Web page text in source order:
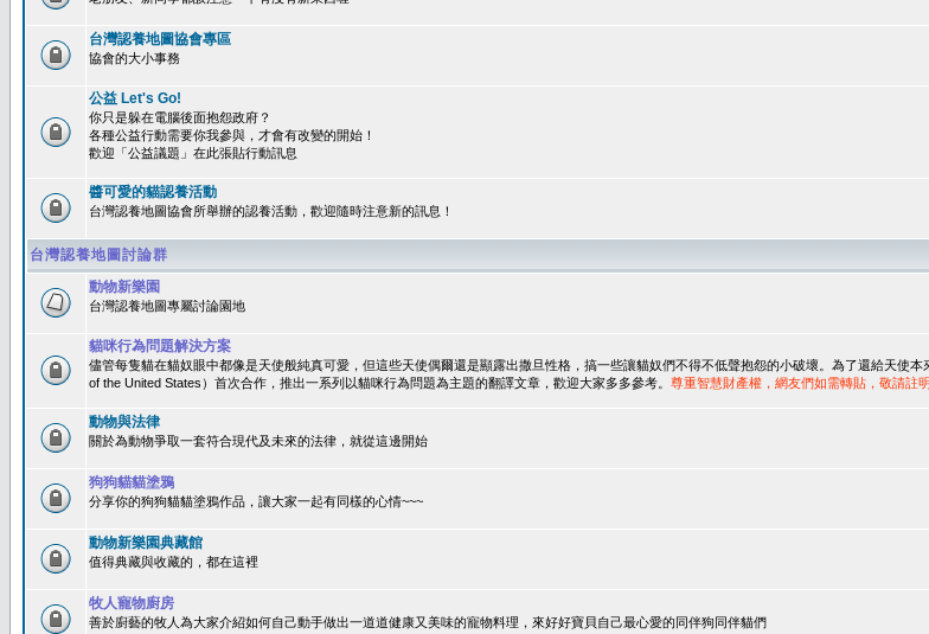
台灣認養地圖協會專區
協會的大小事務
公益 Let's Go!
你只是躲在電腦後面抱怨政府？
各種公益行動需要你我參與，才會有改變的開始！
歡迎「公益議題」在此張貼行動訊息
醬可愛的貓認養活動
台灣認養地圖協會所舉辦的認養活動，歡迎隨時注意新的訊息！
台灣認養地圖討論群
動物新樂園
台灣認養地圖專屬討論園地
貓咪行為問題解決方案
儘管每隻貓在貓奴眼中都像是天使般純真可愛，但這些天使偶爾還是顯露出撒旦性格，搞一些讓貓奴們不得不低聲抱怨的小破壞。為了還給天使
of the United States）首次合作，推出一系列以貓咪行為問題為主題的翻譯文章，歡迎大家多多參考。 尊重智慧財產權，網友們如需轉貼，敬請註
動物與法律
關於為動物爭取一套符合現代及未來的法律，就從這邊開始
狗狗貓貓塗鴉
分享你的狗狗貓貓塗鴉作品，讓大家一起有同樣的心情~~~
動物新樂園典藏館
值得典藏與收藏的，都在這裡
牧人寵物廚房
善於廚藝的牧人為大家介紹如何自己動手做出一道道健康又美味的寵物料理，來好好寶貝自己最心愛的同伴狗同伴貓們